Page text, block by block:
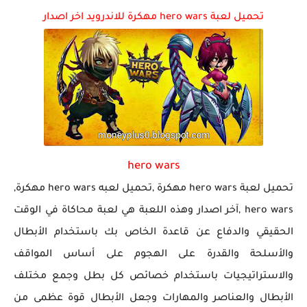
تحميل لعبة hero wars مهكرة للاندرويد اخر اصدار
hero wars
تحميل لعبة hero wars مهكرة ,تحميل لعبه hero wars مهكرة,
hero wars ,آخر اصدار وهذه اللعبة هي لعبة محاكاة في الوقت
الحقيقي والدفاع عن قاعدة الخاص بك باستخدام الأبطال
والأسلحة والقدرة على الهجوم على أساس المواقف
والاستراتيجيات باستخدام خصائص كل بطل وجمع مختلف
الأبطال والعناصر والمهارات وجعل الأبطال قوة عظمى من